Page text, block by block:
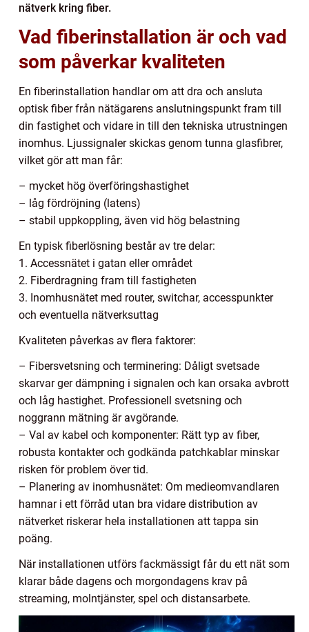
nätverk kring fiber.
Vad fiberinstallation är och vad
som påverkar kvaliteten
En fiberinstallation handlar om att dra och ansluta
optisk fiber från nätägarens anslutningspunkt fram till
din fastighet och vidare in till den tekniska utrustningen
inomhus. Ljussignaler skickas genom tunna glasfibrer,
vilket gör att man får:
– mycket hög överföringshastighet
– låg fördröjning (latens)
– stabil uppkoppling, även vid hög belastning
En typisk fiberlösning består av tre delar:
1. Accessnätet i gatan eller området
2. Fiberdragning fram till fastigheten
3. Inomhusnätet med router, switchar, accesspunkter
och eventuella nätverksuttag
Kvaliteten påverkas av flera faktorer:
– Fibersvetsning och terminering: Dåligt svetsade
skarvar ger dämpning i signalen och kan orsaka avbrott
och låg hastighet. Professionell svetsning och
noggrann mätning är avgörande.
– Val av kabel och komponenter: Rätt typ av fiber,
robusta kontakter och godkända patchkablar minskar
risken för problem över tid.
– Planering av inomhusnätet: Om medieomvandlaren
hamnar i ett förråd utan bra vidare distribution av
nätverket riskerar hela installationen att tappa sin
poäng.
När installationen utförs fackmässigt får du ett nät som
klarar både dagens och morgondagens krav på
streaming, molntjänster, spel och distansarbete.